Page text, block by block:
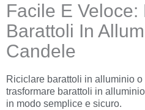
Facile E Veloce:
Barattoli In
Candele
Riciclare barattoli in alluminio
trasformare barattoli in
in modo semplice e sicuro.